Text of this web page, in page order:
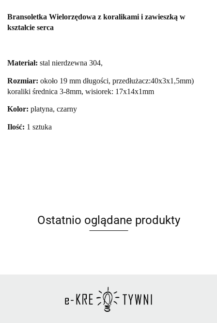
Bransoletka Wielorzędowa z koralikami i zawieszką w
kształcie serca
Materiał: stal nierdzewna 304,
Rozmiar: około 19 mm długości, przedłużacz:40x3x1,5mm)
koraliki średnica 3-8mm, wisiorek: 17x14x1mm
Kolor: platyna, czarny
Ilość: 1 sztuka
Ostatnio oglądane produkty